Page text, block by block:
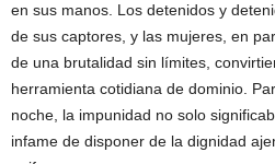
en sus manos. Los detenidos y
de sus captores, y las mujeres, en
de una brutalidad sin límites,
herramienta cotidiana de dominio.
noche, la impunidad no solo
infame de disponer de la dignidad